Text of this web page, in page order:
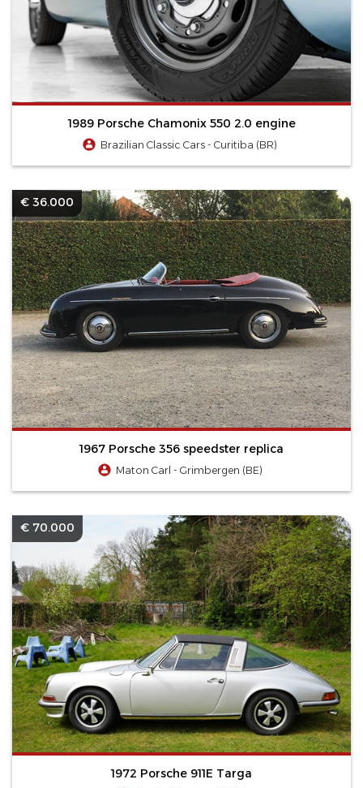
1989 Porsche Chamonix 550 2.0 engine
Brazilian Classic Cars - Curitiba (BR)
€ 36.000
1967 Porsche 356 speedster replica
Maton Carl - Grimbergen (BE)
€ 70.000
1972 Porsche 911E Targa